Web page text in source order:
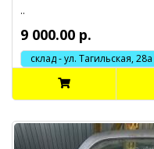
..
9 000.00 р.
склад - ул. Тагильская, 28а